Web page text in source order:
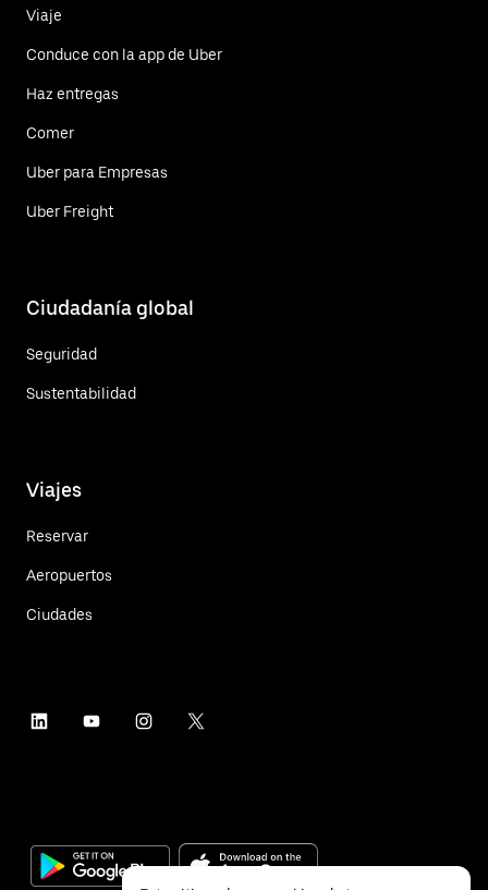
Viaje
Conduce con la app de Uber
Haz entregas
Comer
Uber para Empresas
Uber Freight
Ciudadanía global
Seguridad
Sustentabilidad
Viajes
Reservar
Aeropuertos
Ciudades